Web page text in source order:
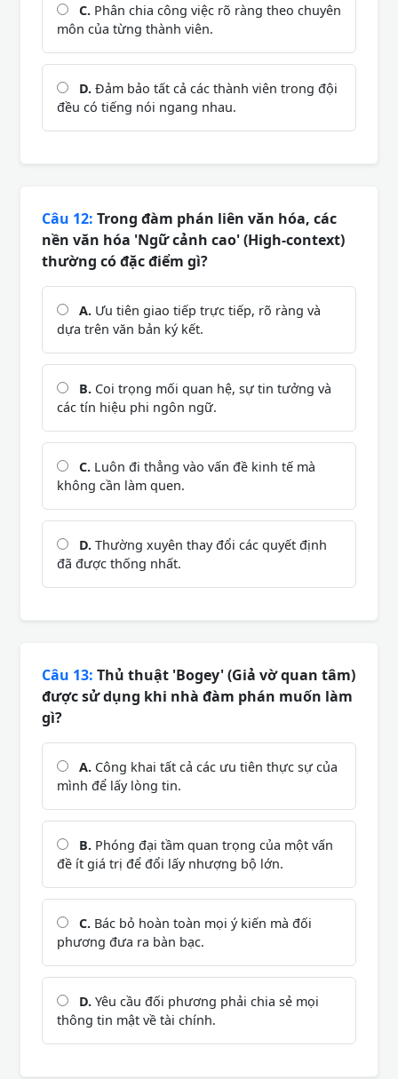
C. Phân chia công việc rõ ràng theo chuyên
môn của từng thành viên.
D. Đảm bảo tất cả các thành viên trong đội
đều có tiếng nói ngang nhau.
Câu 12: Trong đàm phán liên văn hóa, các
nền văn hóa 'Ngữ cảnh cao' (High-context)
thường có đặc điểm gì?
A. Ưu tiên giao tiếp trực tiếp, rõ ràng và
dựa trên văn bản ký kết.
B. Coi trọng mối quan hệ, sự tin tưởng và
các tín hiệu phi ngôn ngữ.
C. Luôn đi thẳng vào vấn đề kinh tế mà
không cần làm quen.
D. Thường xuyên thay đổi các quyết định
đã được thống nhất.
Câu 13: Thủ thuật 'Bogey' (Giả vờ quan tâm)
được sử dụng khi nhà đàm phán muốn làm
gì?
A. Công khai tất cả các ưu tiên thực sự của
mình để lấy lòng tin.
B. Phóng đại tầm quan trọng của một vấn
đề ít giá trị để đổi lấy nhượng bộ lớn.
C. Bác bỏ hoàn toàn mọi ý kiến mà đối
phương đưa ra bàn bạc.
D. Yêu cầu đối phương phải chia sẻ mọi
thông tin mật về tài chính.